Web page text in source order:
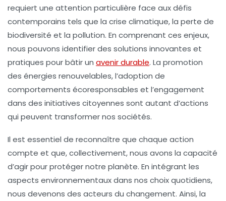
requiert une attention particulière face aux défis
contemporains tels que la crise climatique, la perte de
biodiversité et la pollution. En comprenant ces enjeux,
nous pouvons identifier des solutions innovantes et
pratiques pour bâtir un avenir durable. La promotion
des énergies renouvelables, l’adoption de
comportements écoresponsables et l’engagement
dans des initiatives citoyennes sont autant d’actions
qui peuvent transformer nos sociétés.
Il est essentiel de reconnaître que chaque action
compte et que, collectivement, nous avons la capacité
d’agir pour protéger notre planète. En intégrant les
aspects environnementaux dans nos choix quotidiens,
nous devenons des acteurs du changement. Ainsi, la